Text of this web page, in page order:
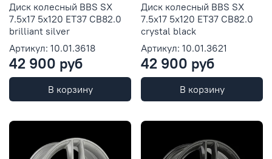
Диск колесный BBS SX
7.5x17 5x120 ET37 CB82.0
brilliant silver
Артикул: 10.01.3618
42 900 руб
В корзину
Диск колесный BBS SX
7.5x17 5x120 ET37 CB82.0
crystal black
Артикул: 10.01.3621
42 900 руб
В корзину